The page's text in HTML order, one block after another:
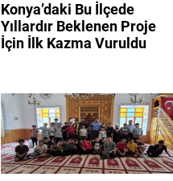
Konya’daki Bu İlçede
Yıllardır Beklenen Proje
İçin İlk Kazma Vuruldu